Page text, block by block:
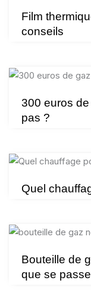
Film
conseils
300 euros
pas ?
Quel
Bouteille de
que se